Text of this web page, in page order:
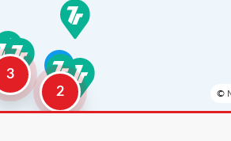
2
3
©